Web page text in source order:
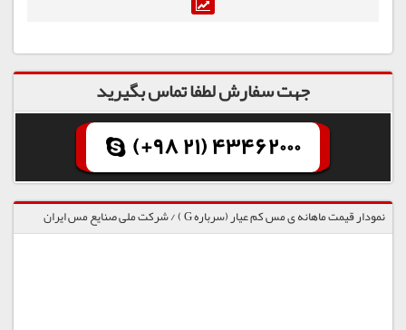
جهت سفارش لطفا تماس بگیرید
(+98 21) 43462000
نمودار قیمت ماهانه ی مس کم عیار (سرباره G ) / شرکت ملی صنایع مس ایران